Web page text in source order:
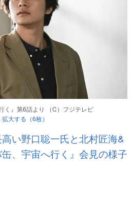
く』第6話より （C）フジテレビ
拡大する（6枚）
高い野口聡一氏と北村匠海&
、宇宙へ行く』会見の様子